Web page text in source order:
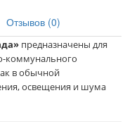
Отзывов (0)
предназначены для
коммунального
в обычной
освещения и шума